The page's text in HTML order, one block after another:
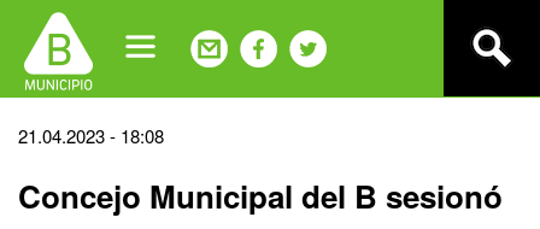
navigation
Back
top
21.04.2023 - 18:08
Concejo Municipal del B sesionó